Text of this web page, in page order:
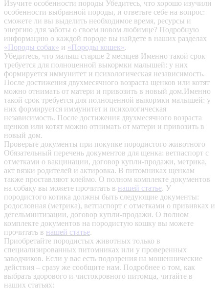
Изучите особенности породы Убедитесь, что хорошо изучили
особенности выбранной породы, и ответьте себе на вопрос:
сможете ли вы выделить необходимое время, ресурсы и
энергию для заботы о своем новом любимце? Подробную
информацию о каждой породе вы найдете в наших разделах
«Породы собак» и «Породы кошек».
Убедитесь, что малыш старше 2 месяцев Именно такой срок
требуется для полноценной выкормки малышей: у них
формируется иммунитет и психологическая независимость.
После достижения двухмесячного возраста щенков или котят
можно отнимать от матери и привозить в новый дом.Именно
такой срок требуется для полноценной выкормки малышей: у
них формируется иммунитет и психологическая
независимость. После достижения двухмесячного возраста
щенков или котят можно отнимать от матери и привозить в
новый дом.
Проверьте документы при покупке породистого животного
Обязательный перечень документов для щенка: ветпаспорт с
отметками о вакцинации, договор купли-продажи, метрика,
акт вязки родителей и актировка. В питомниках щенкам
также проставляют клеймо. О полном комплекте документов
на собаку вы можете прочитать в нашей статье. У
породистого котика должны быть следующие документы:
родословная (метрика), ветпаспорт с отметками о прививках и
дегельминтизации, договор купли-продажи. О полном
комплекте документов на породистую кошку вы можете
прочитать в нашей статье.
Приобретайте породистых животных только в
специализированных питомниках или у проверенных
заводчиков. Если у вас есть подозрения на мошеннические
действия – сразу же сообщите нам. Подробнее о том, как
выбрать здорового и чистокровного питомца, читайте в
наших статьях: